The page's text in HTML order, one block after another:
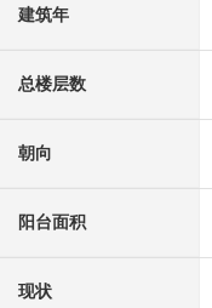
建筑年
总楼层数
朝向
阳台面积
现状